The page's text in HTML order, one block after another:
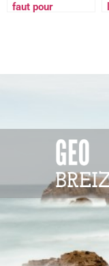
faut pour